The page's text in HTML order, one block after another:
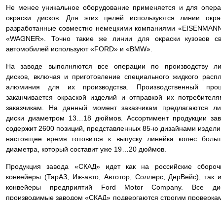
Не менее уникальное оборудование применяется и для
окраски дисков. Для этих целей используются линии
разработанные совместно немецкими компаниями
«WAGNER». Точно такие же линии для окраски кузовов
автомобилей используют «FORD» и «BMW».
На заводе выполняются все операции по производству
дисков, включая и приготовление специального жидкого
алюминия для их производства. Производственный
заканчивается окраской изделий и отправкой их
заказчикам. На данный момент заказчикам предлагаются
диски диаметром 13…18 дюймов. Ассортимент продукции
содержит 2600 позиций, представленных 85-ю дизайнами
настоящее время готовится к выпуску линейка колес
диаметра, который составит уже 19…20 дюймов.
Продукция завода «СКАД» идет как на российские
конвейеры (ТарАЗ, Иж-авто, Автотор, Соллерс, ДерВейс), так
конвейеры предприятий Ford Motor Company. Все
производимые заводом «СКАД» подвергаются строгим